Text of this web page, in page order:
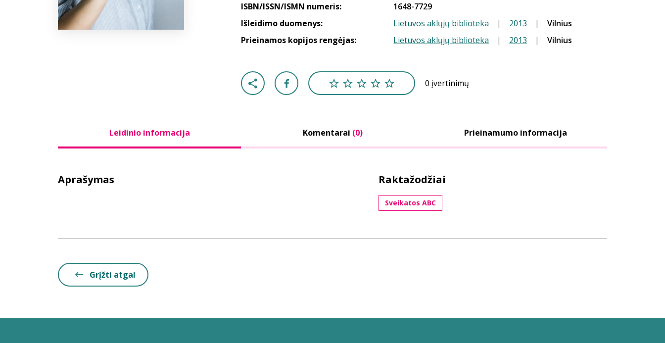
ISBN/ISSN/ISMN numeris:
1648-7729
Išleidimo duomenys:
Lietuvos aklųjų biblioteka | 2013 |
Vilnius
Prieinamos kopijos rengėjas:
Lietuvos aklųjų biblioteka | 2013 | Vilnius
0 įvertinimų
Leidinio informacija Komentarai (0) Prieinamumo informacija
Aprašymas Raktažodžiai
Sveikatos ABC
Grįžti atgal